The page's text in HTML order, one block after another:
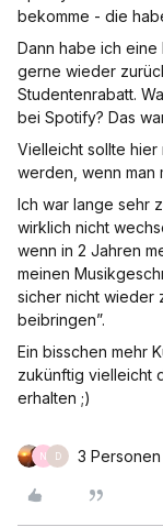
bekomme - die
Dann habe ich
gerne wieder
Studentenrabatt.
bei Spotify? Das
Vielleicht sollte hier
werden, wenn man
Ich war lange sehr
wirklich nicht
wenn in 2 Jahren
meinen
sicher nicht wieder
beibringen”.
Ein bisschen mehr
zukünftig vielleicht
erhalten ;)
N D 3